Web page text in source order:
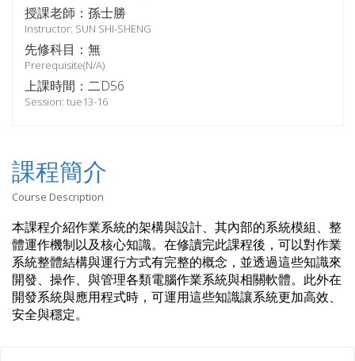
授課老師：孫士勝
Instructor: SUN SHI-SHENG
先修科目：無
Prerequisite(N/A)
上課時間：二D56
Session: tue13-16
課程簡介
Course Description
本課程介紹作業系統的架構與設計、其內部的系統模組、整
體運作機制以及核心知識。在修讀完此課程後，可以對作業
系統整體結構與運行方式有完整的概念，並透過這些知識來
開發、操作、與管理各類電腦作業系統與相關軟體。此外在
開發系統與應用程式時，可運用這些知識讓系統更加高效、
安全與穩定。